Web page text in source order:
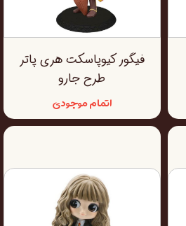
فیگور کیوپاسکت هری پاتر
طرح جارو
اتمام موجودی